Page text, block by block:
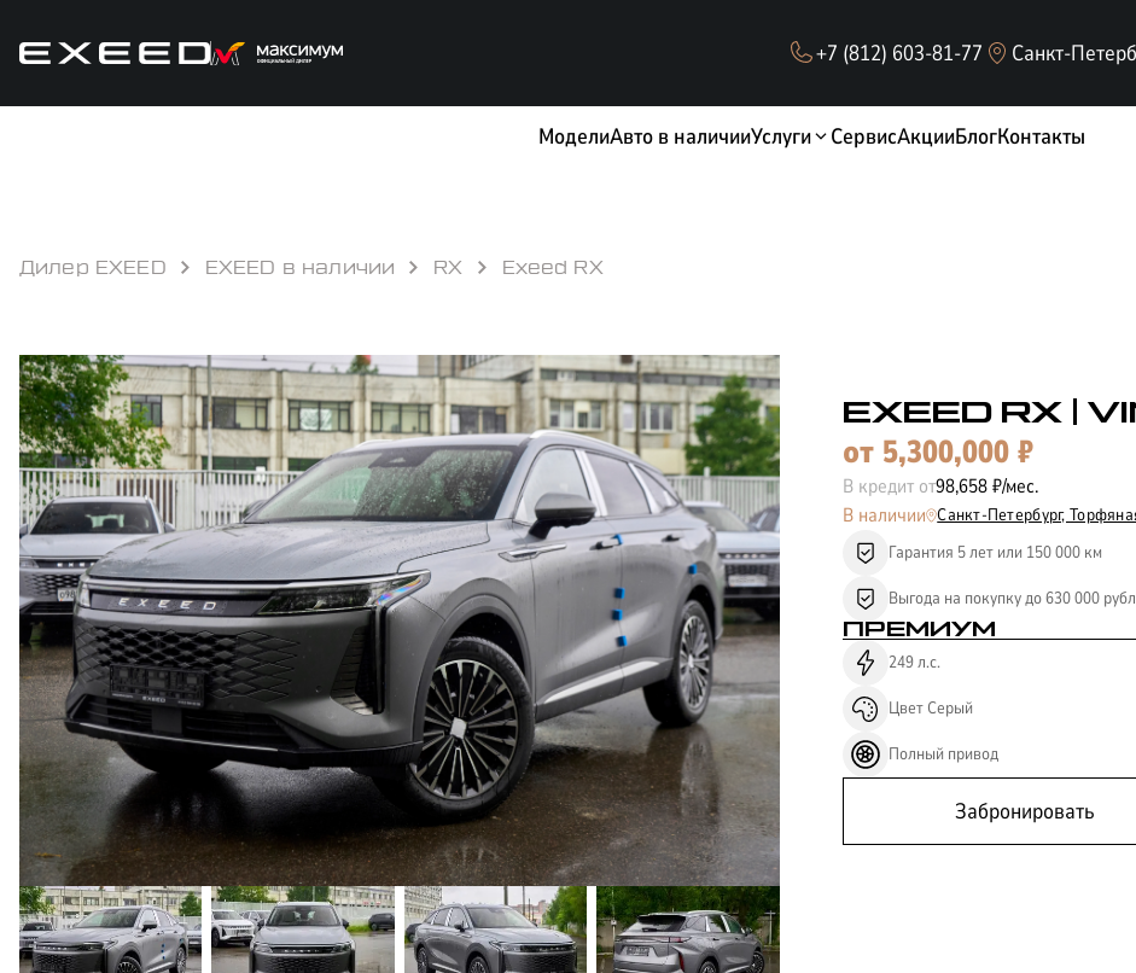
+7 (812) 603-81-77 Санкт-
МоделиАвто в наличииУслуги СервисАкцииБлогКонтакты
КРЕДИТ ОБМЕН / TRADE-IN
СТРАХОВАНИЕ ЛИЗИНГ
Дилер EXEED EXEED в наличии RX Exeed RX
EXEED RX |
от 5,300,000 ₽
В кредит от98,658₽/мес.
В наличии Санкт-Петербург,
Гарантия 5 лет или 150 000 км
Выгода на покупку до 630 000
ПРЕМИУМ
249л.с.
Цвет Серый
Полный привод
Забронировать